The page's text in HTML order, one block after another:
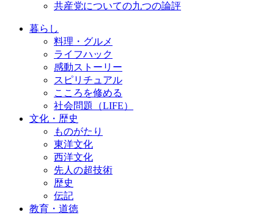
共産党についての九つの論評
暮らし
料理・グルメ
ライフハック
感動ストーリー
スピリチュアル
こころを修める
社会問題（LIFE）
文化・歴史
ものがたり
東洋文化
西洋文化
先人の超技術
歴史
伝記
教育・道徳